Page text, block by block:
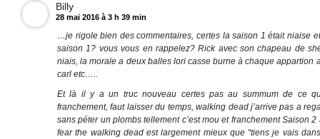
Billy
28 mai 2016 à 3 h 39 min
…je rigole bien des commentaires, certes la saison 1 était niaise
saison 1? vous vous en rappelez? Rick avec son chapeau de
niais, la morale a deux balles lori casse burne à chaque appartion
carl etc…..
Et là il y a un truc nouveau certes pas au summum de ce
franchement, faut laisser du temps, walking dead j’arrive pas a
sans péter un plombs tellement c’est mou et franchement Saison
fear the walking dead est largement mieux que “tiens je vais